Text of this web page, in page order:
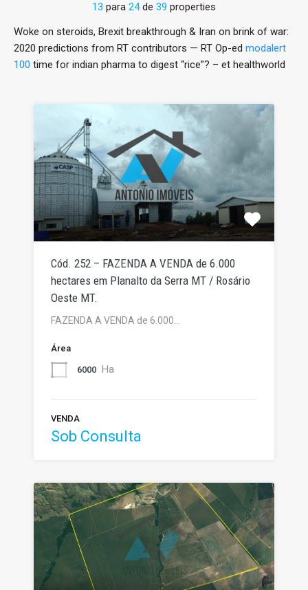
13 para 24 de 39 properties
Woke on steroids, Brexit breakthrough & Iran on brink of war:
2020 predictions from RT contributors — RT Op-ed modalert
100 time for indian pharma to digest “rice”? – et healthworld
Cód. 252 – FAZENDA A VENDA de 6.000
hectares em Planalto da Serra MT / Rosário
Oeste MT.
FAZENDA A VENDA de 6.000…
Área
6000 Ha
VENDA
Sob Consulta